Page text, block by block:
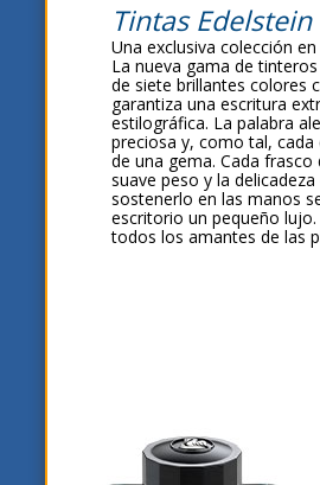
Tintas Edelstein
Una exclusiva colección
La nueva gama de
de siete brillantes colores
garantiza una escritura
estilográfica. La palabra
preciosa y, como tal,
de una gema. Cada
suave peso y la
sostenerlo en las manos
escritorio un pequeño
todos los amantes de las